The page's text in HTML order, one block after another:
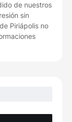
de nuestros
sin
Piriápolis no